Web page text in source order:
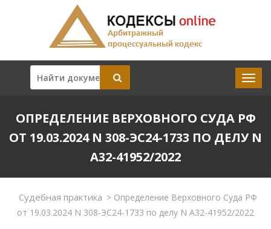
ОПРЕДЕЛЕНИЕ ВЕРХОВНОГО СУДА РФ
ОТ 19.03.2024 N 308-ЭС24-1733 ПО ДЕЛУ N
А32-41952/2022
Судебная практика >Определение Верховного Суда РФ
от 19.03.2024 N 308-ЭС24-1733 по делу N А32-41952/2022